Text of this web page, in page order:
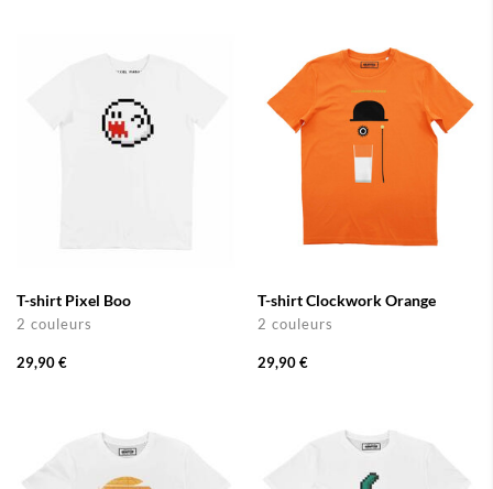
T-shirt Pixel Boo
2 couleurs
29,90 €
T-shirt Clockwork Orange
2 couleurs
29,90 €